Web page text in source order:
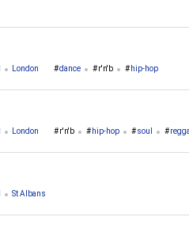
London dance r'n'b hip-hop
London r'n'b hip-hop soul
St Albans